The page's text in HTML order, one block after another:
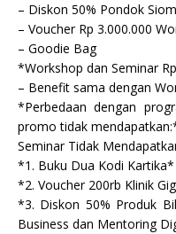
– Diskon 50% Pondok
– Voucher Rp 3.000.000
– Goodie Bag
*Workshop dan Seminar
– Benefit sama dengan
*Perbedaan dengan
promo tidak
Seminar Tidak
*1. Buku Dua Kodi Kartika*
*2. Voucher 200rb Klinik
*3. Diskon 50% Produk
Business dan Mentoring